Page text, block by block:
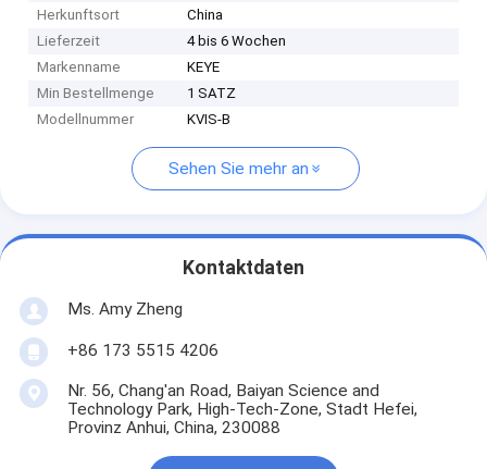
Herkunftsort
China
Lieferzeit
4 bis 6 Wochen
Markenname
KEYE
Min Bestellmenge
1 SATZ
Modellnummer
KVIS-B
Sehen Sie mehr an
Kontaktdaten
Ms. Amy Zheng
+86 173 5515 4206
Nr. 56, Chang'an Road, Baiyan Science and
Technology Park, High-Tech-Zone, Stadt Hefei,
Provinz Anhui, China, 230088